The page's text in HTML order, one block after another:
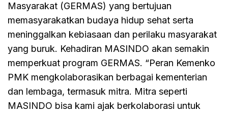
Masyarakat (GERMAS) yang bertujuan
memasyarakatkan budaya hidup sehat serta
meninggalkan kebiasaan dan perilaku masyarakat
yang buruk. Kehadiran MASINDO akan semakin
memperkuat program GERMAS. “Peran Kemenko
PMK mengkolaborasikan berbagai kementerian
dan lembaga, termasuk mitra. Mitra seperti
MASINDO bisa kami ajak berkolaborasi untuk